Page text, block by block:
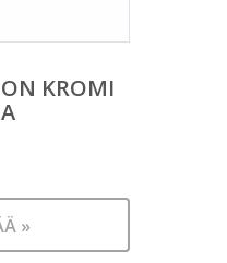
KROMI
»